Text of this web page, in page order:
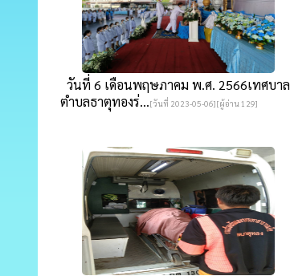
วันที่ 6 เดือนพฤษภาคม พ.ศ. 2566เทศบาล
ตำบลธาตุทองร่...[วันที่ 2023-05-06][ผู้อ่าน 129]